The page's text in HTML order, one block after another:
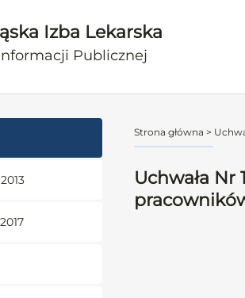
Izba Lekarska
Publicznej
Strona główna >
Uchwała